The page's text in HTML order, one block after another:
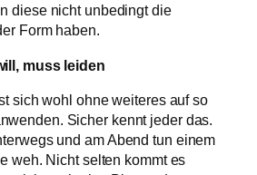
diese nicht unbedingt die
Form haben.
muss leiden
sich wohl ohne weiteres auf so
Sicher kennt jeder das.
und am Abend tun einem
weh. Nicht selten kommt es